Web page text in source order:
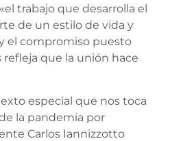
trabajo que desarrolla el
de un estilo de vida y
el compromiso puesto
que la unión hace
especial que nos toca
la pandemia por
Carlos Iannizzotto